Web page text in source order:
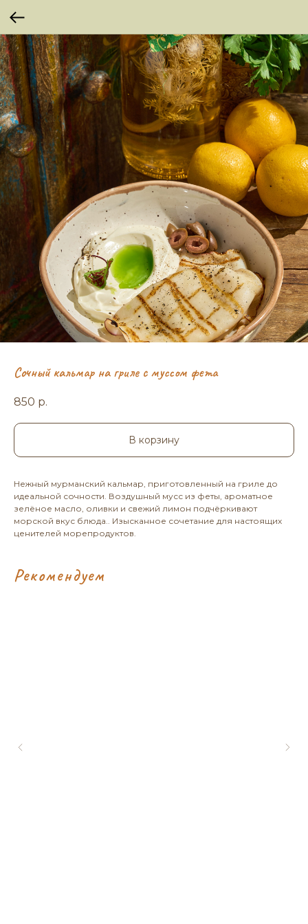
Сочный кальмар на гриле с муссом фета
850 р.
В корзину
Нежный мурманский кальмар, приготовленный на гриле до
идеальной сочности. Воздушный мусс из феты, ароматное
зелёное масло, оливки и свежий лимон подчёркивают
морской вкус блюда.. Изысканное сочетание для настоящих
ценителей морепродуктов.
Рекомендуем